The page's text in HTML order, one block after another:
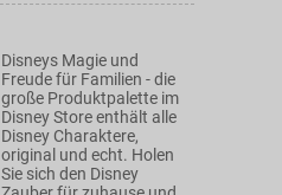
Disneys Magie und
Freude für Familien - die
große Produktpalette im
Disney Store enthält alle
Disney Charaktere,
original und echt. Holen
Sie sich den Disney